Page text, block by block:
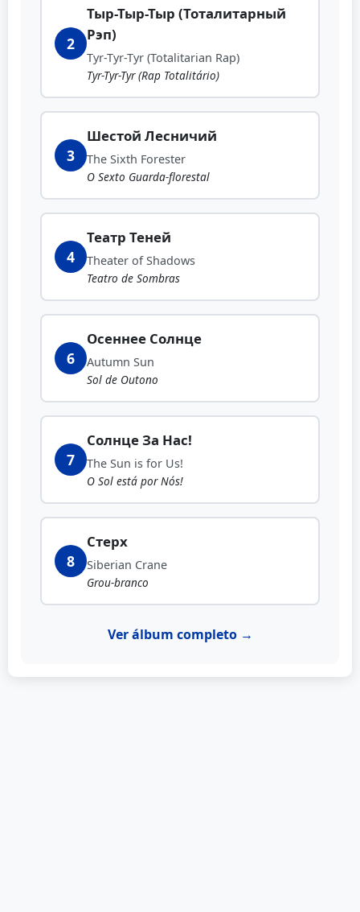
2
Тыр-Тыр-Тыр (Тоталитарный
Рэп)
Tyr-Tyr-Tyr (Totalitarian Rap)
Tyr-Tyr-Tyr (Rap Totalitário)
3
Шестой Лесничий
The Sixth Forester
O Sexto Guarda-florestal
4
Театр Теней
Theater of Shadows
Teatro de Sombras
6
Осеннее Солнце
Autumn Sun
Sol de Outono
7
Солнце За Нас!
The Sun is for Us!
O Sol está por Nós!
8
Стерх
Siberian Crane
Grou-branco
Ver álbum completo →